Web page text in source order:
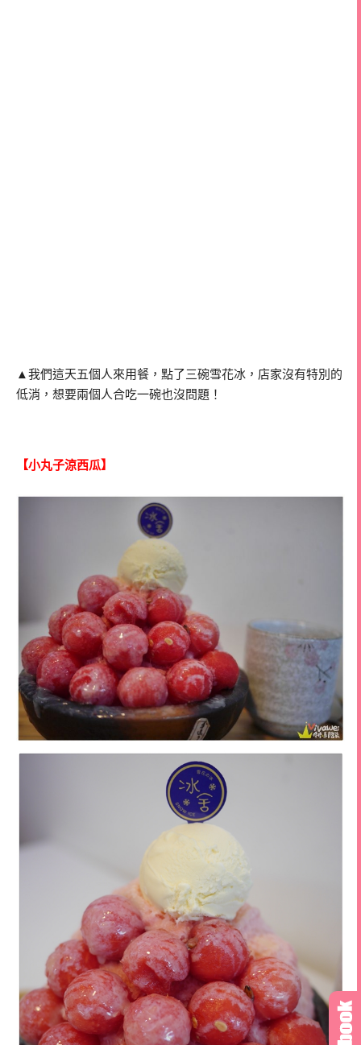
▲我們這天五個人來用餐，點了三碗雪花冰，店家沒有特別的
低消，想要兩個人合吃一碗也沒問題！
【小丸子涼西瓜】